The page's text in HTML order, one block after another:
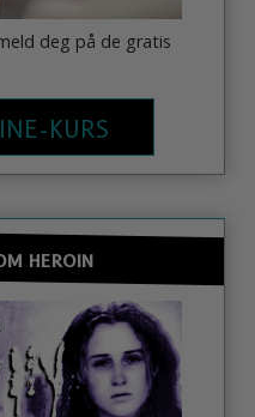
deg på de gratis
KURS
HEROIN